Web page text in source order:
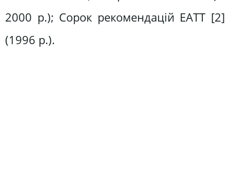
2000 р.); Сорок рекомендацій ЕАТТ [2]
(1996 р.).